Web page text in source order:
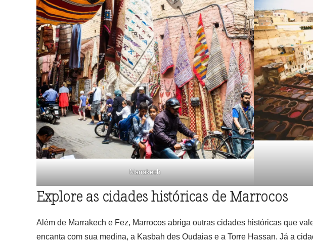
Marrakech
Explore as cidades históricas de Marrocos
Além de Marrakech e Fez, Marrocos abriga outras cidades históricas que
encanta com sua medina, a Kasbah des Oudaias e a Torre Hassan. Já a